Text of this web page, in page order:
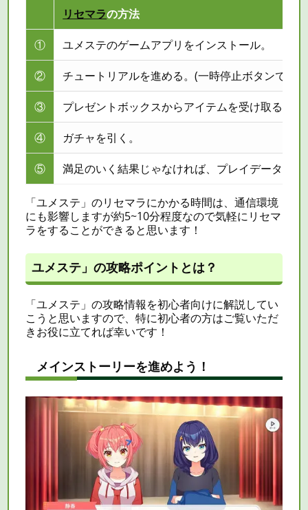
リセマラの方法
① ユメステのゲームアプリをインストール。
② チュートリアルを進める。(一時停止ボタンでス
③ プレゼントボックスからアイテムを受け取る。
④ ガチャを引く。
⑤ 満足のいく結果じゃなければ、プレイデータを
「ユメステ」のリセマラにかかる時間は、通信環境
にも影響しますが約5~10分程度なので気軽にリセマ
ラをすることができると思います！
ユメステ」の攻略ポイントとは？
「ユメステ」の攻略情報を初心者向けに解説してい
こうと思いますので、特に初心者の方はご覧いただ
きお役に立てれば幸いです！
メインストーリーを進めよう！